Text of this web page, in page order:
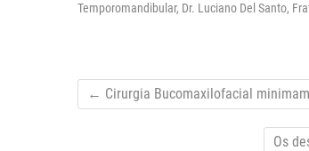
Temporomandibular, Dr. Luciano Del Santo,
← Cirurgia Bucomaxilofacial
Os